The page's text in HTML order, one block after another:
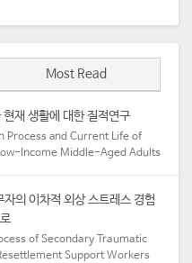
Most Read
재 생활에 대한 질적연구
Process and Current Life of
Income Middle-Aged Adults​
의 이차적 외상 스트레스 경험
of Secondary Traumatic
Support Workers